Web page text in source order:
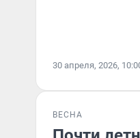
30 апреля, 2026,
ВЕСНА